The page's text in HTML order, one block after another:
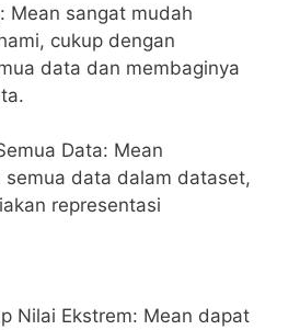
Mean sangat mudah
cukup dengan
data dan membaginya
Data: Mean
semua data dalam dataset,
representasi
Nilai Ekstrem: Mean dapat